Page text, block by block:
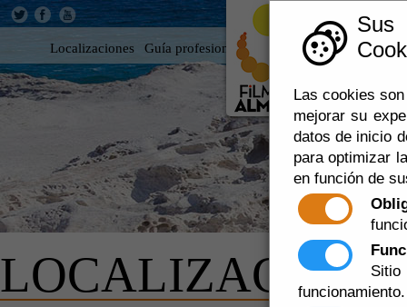
Las cookies
mejorar su
datos de inicio
para optimizar
en función de
funcionamiento.
Localizaciones Guía profesional Rodar en Almería 360